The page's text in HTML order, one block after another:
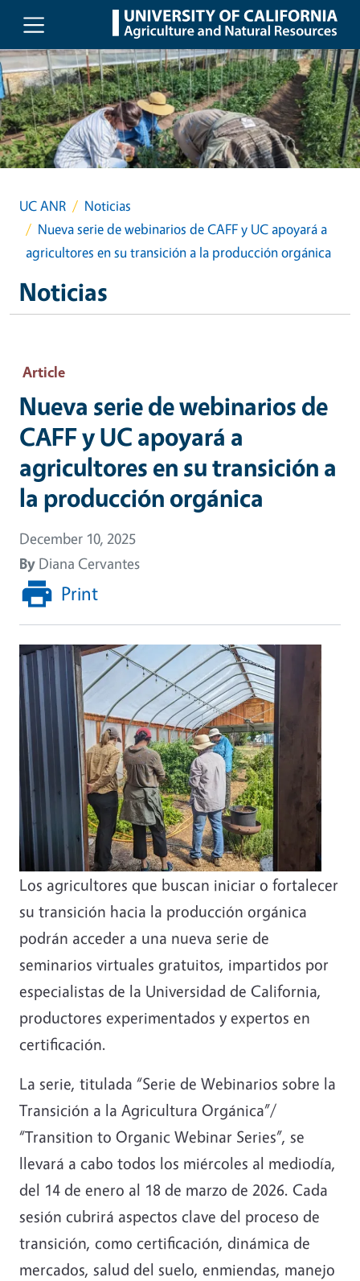
Skip to main content
UC ANR
Noticias
Nueva serie de webinarios de CAFF y UC apoyará a
agricultores en su transición a la producción orgánica
Noticias
Article
Nueva serie de webinarios de
CAFF y UC apoyará a
agricultores en su transición a
la producción orgánica
December 10, 2025
By Diana Cervantes
Print
Image
Los agricultores que buscan iniciar o fortalecer
su transición hacia la producción orgánica
podrán acceder a una nueva serie de
seminarios virtuales gratuitos, impartidos por
especialistas de la Universidad de California,
productores experimentados y expertos en
certificación.
La serie, titulada “Serie de Webinarios sobre la
Transición a la Agricultura Orgánica”/
“Transition to Organic Webinar Series”, se
llevará a cabo todos los miércoles al mediodía,
del 14 de enero al 18 de marzo de 2026. Cada
sesión cubrirá aspectos clave del proceso de
transición, como certificación, dinámica de
mercados, salud del suelo, enmiendas, manejo